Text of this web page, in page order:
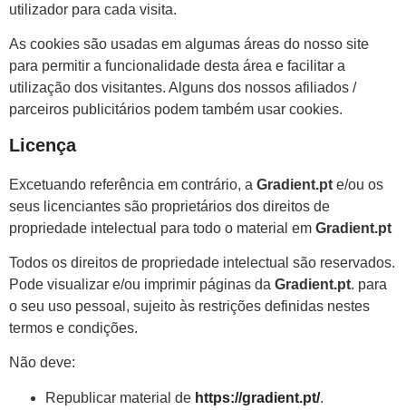
utilizador para cada visita.
As cookies são usadas em algumas áreas do nosso site
para permitir a funcionalidade desta área e facilitar a
utilização dos visitantes. Alguns dos nossos afiliados /
parceiros publicitários podem também usar cookies.
Licença
Excetuando referência em contrário, a Gradient.pt e/ou os
seus licenciantes são proprietários dos direitos de
propriedade intelectual para todo o material em Gradient.pt
Todos os direitos de propriedade intelectual são reservados.
Pode visualizar e/ou imprimir páginas da Gradient.pt. para
o seu uso pessoal, sujeito às restrições definidas nestes
termos e condições.
Não deve:
Republicar material de https://gradient.pt/.